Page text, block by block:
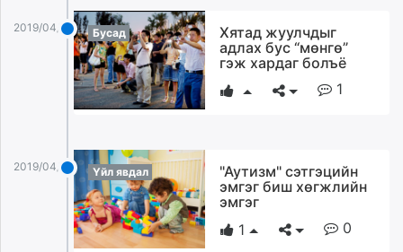
2019/04/02 Бусад
Хятад жуулчдыг
адлах бус “мөнгө”
гэж хардаг болъё
1
2019/04/02 Үйл явдал
"Аутизм" сэтгэцийн
эмгэг биш хөгжлийн
эмгэг
1
0